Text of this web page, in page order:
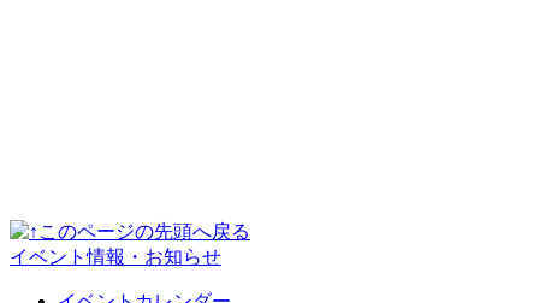
イベント情報・お知らせ